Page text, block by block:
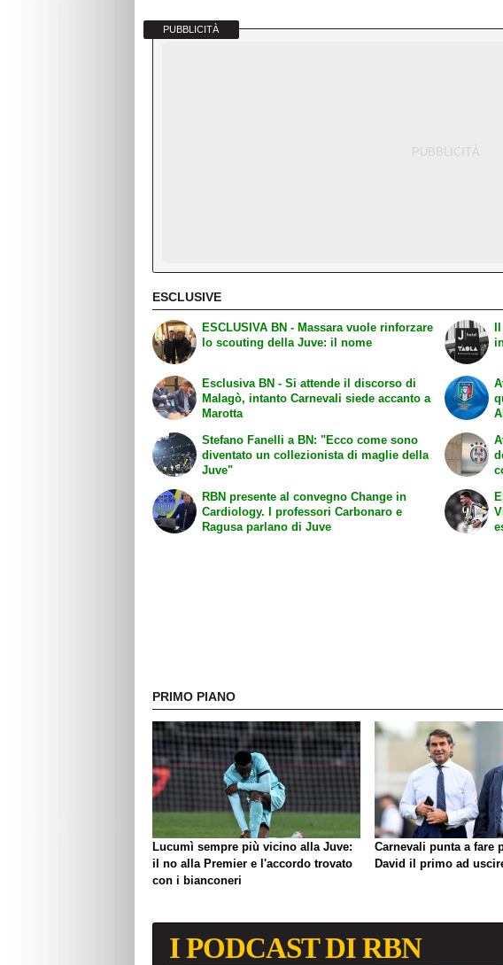
PUBBLICITÀ
ESCLUSIVE
ESCLUSIVA BN - Massara vuole rinforzare
lo scouting della Juve: il nome
Esclusiva BN - Si attende il discorso di
Malagò, intanto Carnevali siede accanto a
Marotta
Stefano Fanelli a BN: "Ecco come sono
diventato un collezionista di maglie della
Juve"
RBN presente al convegno Change in
Cardiology. I professori Carbonaro e
Ragusa parlano di Juve
PRIMO PIANO
Lucumì sempre più vicino alla Juve:
il no alla Premier e l'accordo trovato
con i bianconeri
Carnevali punta a fare
David il primo ad
I PODCAST DI RBN